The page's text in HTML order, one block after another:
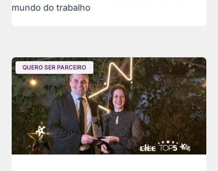
mundo do trabalho
QUERO SER PARCEIRO